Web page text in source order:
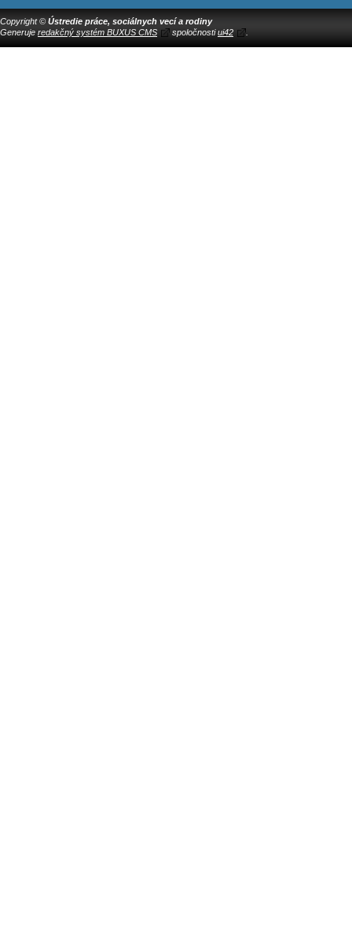
Copyright © Ústredie práce, sociálnych vecí a rodiny
Generuje redakčný systém BUXUS CMS spoločnostiui42